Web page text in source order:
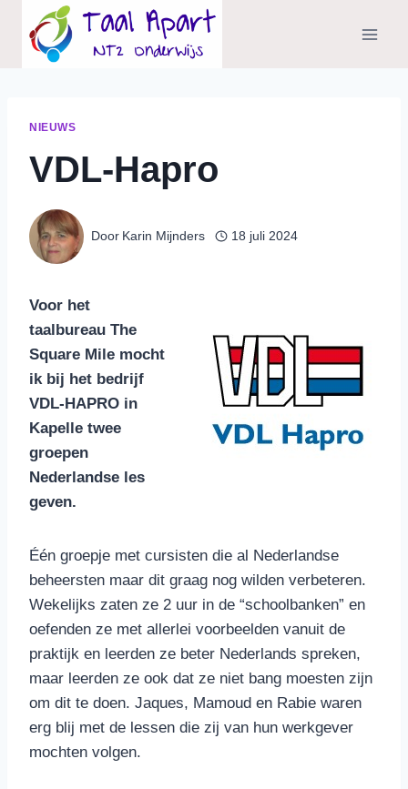
Doorgaan
NIEUWS
VDL-Hapro
Door Karin Mijnders 18 juli 2024
Voor het
taalbureau The
Square Mile mocht
ik bij het bedrijf
VDL-HAPRO in
Kapelle twee
groepen
Nederlandse les
geven.
Één groepje met cursisten die al Nederlandse
beheersten maar dit graag nog wilden verbeteren.
Wekelijks zaten ze 2 uur in de “schoolbanken” en
oefenden ze met allerlei voorbeelden vanuit de
praktijk en leerden ze beter Nederlands spreken,
maar leerden ze ook dat ze niet bang moesten zijn
om dit te doen. Jaques, Mamoud en Rabie waren
erg blij met de lessen die zij van hun werkgever
mochten volgen.